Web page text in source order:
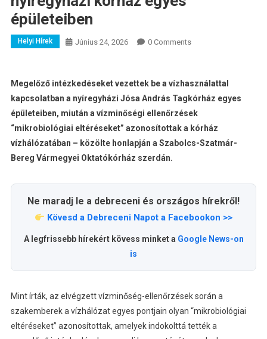
épületeiben
Helyi Hírek Június 24, 2026 0 Comments
Megelőző intézkedéseket vezettek be a vízhasználattal
kapcsolatban a nyíregyházi Jósa András Tagkórház egyes
épületeiben, miután a vízminőségi ellenőrzések
“mikrobiológiai eltéréseket” azonosítottak a kórház
vízhálózatában – közölte honlapján a Szabolcs-Szatmár-
Bereg Vármegyei Oktatókórház szerdán.
Ne maradj le a debreceni és országos hírekről!
Kövesd a Debreceni Napot a Facebookon >>
A legfrissebb hírekért kövess minket a Google News-on
is
Mint írták, az elvégzett vízminőség-ellenőrzések során a
szakemberek a vízhálózat egyes pontjain olyan “mikrobiológiai
eltéréseket” azonosítottak, amelyek indokolttá tették a